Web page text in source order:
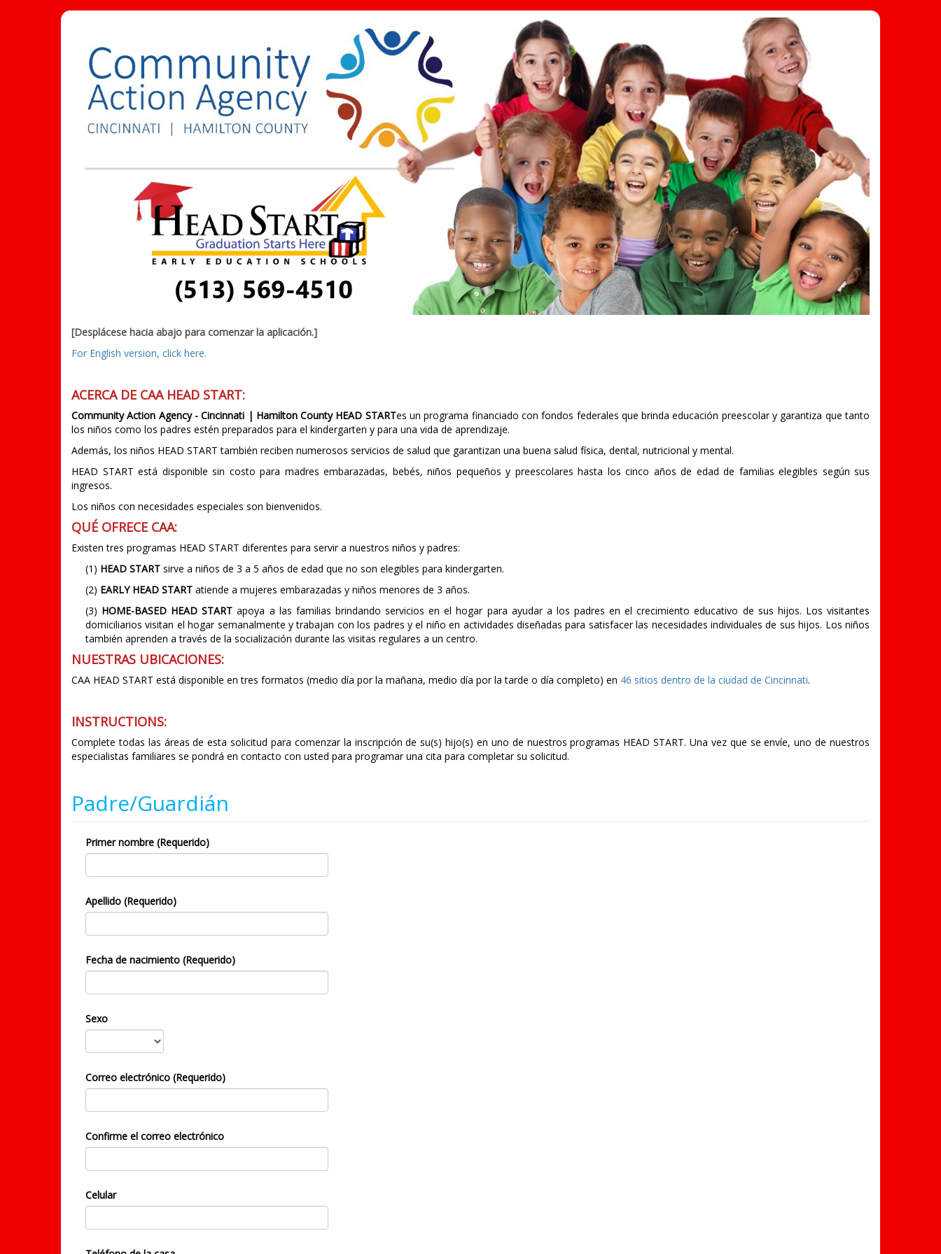
[Desplácese hacia abajo para comenzar la aplicación.]
For English version, click here.
ACERCA DE CAA HEAD START:
Community Action Agency - Cincinnati | Hamilton County HEAD STARTes un programa financiado con fondos federales que brinda educación preescolar y garantiza que tanto
los niños como los padres estén preparados para el kindergarten y para una vida de aprendizaje.
Además, los niños HEAD START también reciben numerosos servicios de salud que garantizan una buena salud física, dental, nutricional y mental.
HEAD START está disponible sin costo para madres embarazadas, bebés, niños pequeños y preescolares hasta los cinco años de edad de familias elegibles según sus
ingresos.
Los niños con necesidades especiales son bienvenidos.
QUÉ OFRECE CAA:
Existen tres programas HEAD START diferentes para servir a nuestros niños y padres:
(1) HEAD START sirve a niños de 3 a 5 años de edad que no son elegibles para kindergarten.
(2) EARLY HEAD START atiende a mujeres embarazadas y niños menores de 3 años.
(3) HOME-BASED HEAD START apoya a las familias brindando servicios en el hogar para ayudar a los padres en el crecimiento educativo de sus hijos. Los visitantes
domiciliarios visitan el hogar semanalmente y trabajan con los padres y el niño en actividades diseñadas para satisfacer las necesidades individuales de sus hijos. Los niños
también aprenden a través de la socialización durante las visitas regulares a un centro.
NUESTRAS UBICACIONES:
CAA HEAD START está disponible en tres formatos (medio día por la mañana, medio día por la tarde o día completo) en 46 sitios dentro de la ciudad de Cincinnati.
INSTRUCTIONS:
Complete todas las áreas de esta solicitud para comenzar la inscripción de su(s) hijo(s) en uno de nuestros programas HEAD START. Una vez que se envíe, uno de nuestros
especialistas familiares se pondrá en contacto con usted para programar una cita para completar su solicitud.
Padre/Guardián
Primer nombre (Requerido)
Apellido (Requerido)
Fecha de nacimiento (Requerido)
Sexo
Correo electrónico (Requerido)
Confirme el correo electrónico
Celular